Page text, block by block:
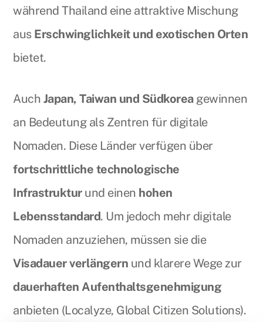
während Thailand eine attraktive Mischung
aus Erschwinglichkeit und exotischen Orten
bietet.
Auch Japan, Taiwan und Südkoreagewinnen
an Bedeutung als Zentren für digitale
Nomaden. Diese Länder verfügen über
fortschrittliche technologische
Infrastrukturund einen hohen
Lebensstandard. Um jedoch mehr digitale
Nomaden anzuziehen, müssen sie die
Visadauer verlängern und klarere Wege zur
dauerhaften Aufenthaltsgenehmigung
anbieten (Localyze, Global Citizen Solutions).